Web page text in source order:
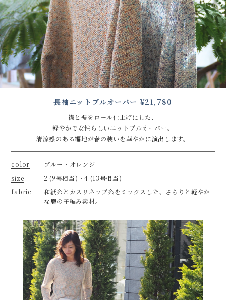
長袖ニットプルオーバー ¥21,780
襟と裾をロール仕上げにした、
軽やかで⼥性らしいニットプルオーバー。
清涼感のある編地が春の装いを華やかに演出します。
color
ブルー・オレンジ
size
2 (9号相当)・4 (13号相当)
fabric
和紙⽷とカスリネップ⽷をミックスした、さらりと軽やか
な⿅の⼦編み素材。